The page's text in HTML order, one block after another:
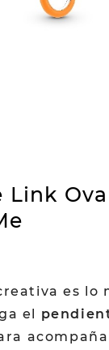
Link
es lo
el